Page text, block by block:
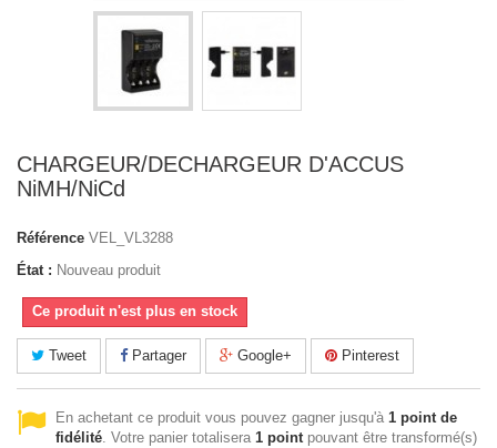
CHARGEUR/DECHARGEUR D'ACCUS
NiMH/NiCd
Référence VEL_VL3288
État : Nouveau produit
Ce produit n'est plus en stock
Tweet Partager Google+ Pinterest
En achetant ce produit vous pouvez gagner jusqu'à 1 point de
fidélité. Votre panier totalisera 1 pointpouvant être transformé(s)